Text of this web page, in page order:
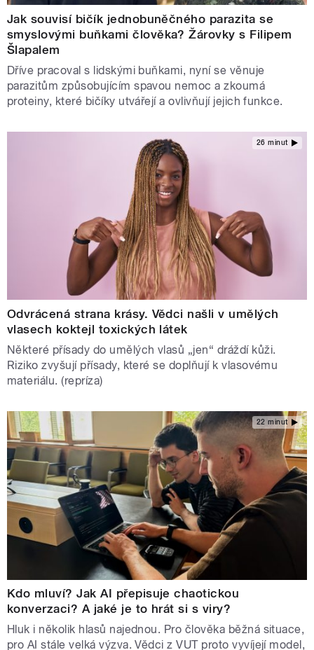
Jak souvisí bičík jednobuněčného parazita se
smyslovými buňkami člověka? Žárovky s Filipem
Šlapalem
Dříve pracoval s lidskými buňkami, nyní se věnuje
parazitům způsobujícím spavou nemoc a zkoumá
proteiny, které bičíky utvářejí a ovlivňují jejich funkce.
26 minut
Odvrácená strana krásy. Vědci našli v umělých
vlasech koktejl toxických látek
Některé přísady do umělých vlasů „jen“ dráždí kůži.
Riziko zvyšují přísady, které se doplňují k vlasovému
materiálu. (repríza)
22 minut
Kdo mluví? Jak AI přepisuje chaotickou
konverzaci? A jaké je to hrát si s viry?
Hluk i několik hlasů najednou. Pro člověka běžná situace,
pro AI stále velká výzva. Vědci z VUT proto vyvíjejí model,